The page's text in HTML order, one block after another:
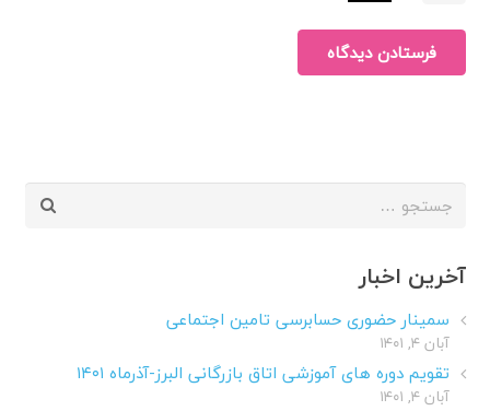
فرستادن دیدگاه
جستجو
آخرین اخبار
سمینار حضوری حسابرسی تامین اجتماعی
آبان ۴, ۱۴۰۱
تقویم دوره های آموزشی اتاق بازرگانی البرز-آذرماه ۱۴۰۱
آبان ۴, ۱۴۰۱